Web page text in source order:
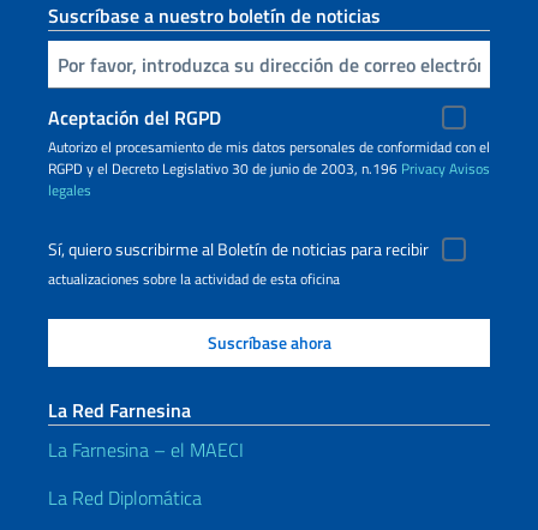
Suscríbase a nuestro boletín de noticias
Inserta tu correo electronico
Aceptación del RGPD
Autorizo ​​el procesamiento de mis datos personales de conformidad con el
RGPD y el Decreto Legislativo 30 de junio de 2003, n.196 PrivacyAvisos
legales
Sí, quiero suscribirme al Boletín de noticias para recibir
actualizaciones sobre la actividad de esta oficina
La Red Farnesina
La Farnesina – el MAECI
La Red Diplomática